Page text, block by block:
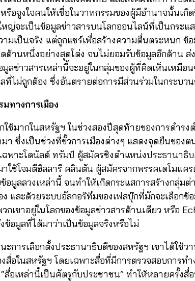
รือจูงใจคนให้เชื่อในวาทกรรมของผู้มีอำนาจนั้นเ
หญ่จะเป็นข้อมูลข่าวสารบนโลกออนไลน์ที่เป็นกระ
มเป็นจริง แต่ถูกแชร์เพื่อสร้างความตื่นตระหนก ข้
ด้านหนึ่งอย่างสุดโต่ง จนไม่ยอมรับข้อมูลอีกด้าน ส่
ลข่าวสารเหล่านี้จะอยู่ในกลุ่มของผู้ที่คิดเห็นเหมือ
ที่ไม่ถูกต้อง ซึ่งอันตรายต่อการมีส่วนร่วมในกระบว
ทางการเมือง
ช้มากในสหรัฐฯ ในช่วงสองปีสุดท้ายของการดำรง
า ซึ่งเป็นช่วงที่ขั้วการเมืองต่างๆ แสดงจุดยืนของต
ฉพาะโดนัลด์ ทรัมป์ ผู้สมัครชิงตำแหน่งประธานาธิ
ใช้โจมตีฮิลลารี คลินตัน ผู้สมัครจากพรรคเดโมแคร
อมูลลวงเหล่านี้ จนทำให้เกิดกระแสการสร้างกลุ่มต่
ง และด้วยระบบอัลกอริทึมของเฟสบุ๊กที่มักจะเลือก
เขาอยู่ในโลกของข้อมูลข่าวสารด้านเดียว หรือ
ข้อมูลที่ได้มาว่าเป็นข้อมูลจริงหรือไม่
การเลือกตั้งประธานาธิบดีของสหรัฐฯ เขาได้ใช้วา
สื่อในสหรัฐฯ โดยเฉพาะสื่อที่มีการตรวจสอบการ
สื่อเหล่านี้เป็นศัตรูกับประชาชน” ทำให้หลายครั้งสื่